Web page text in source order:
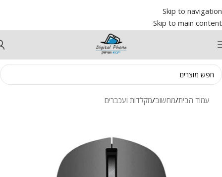
Skip to navigation
Skip to main content
עמוד הבית/מחשוב/מקלדות ועכברים